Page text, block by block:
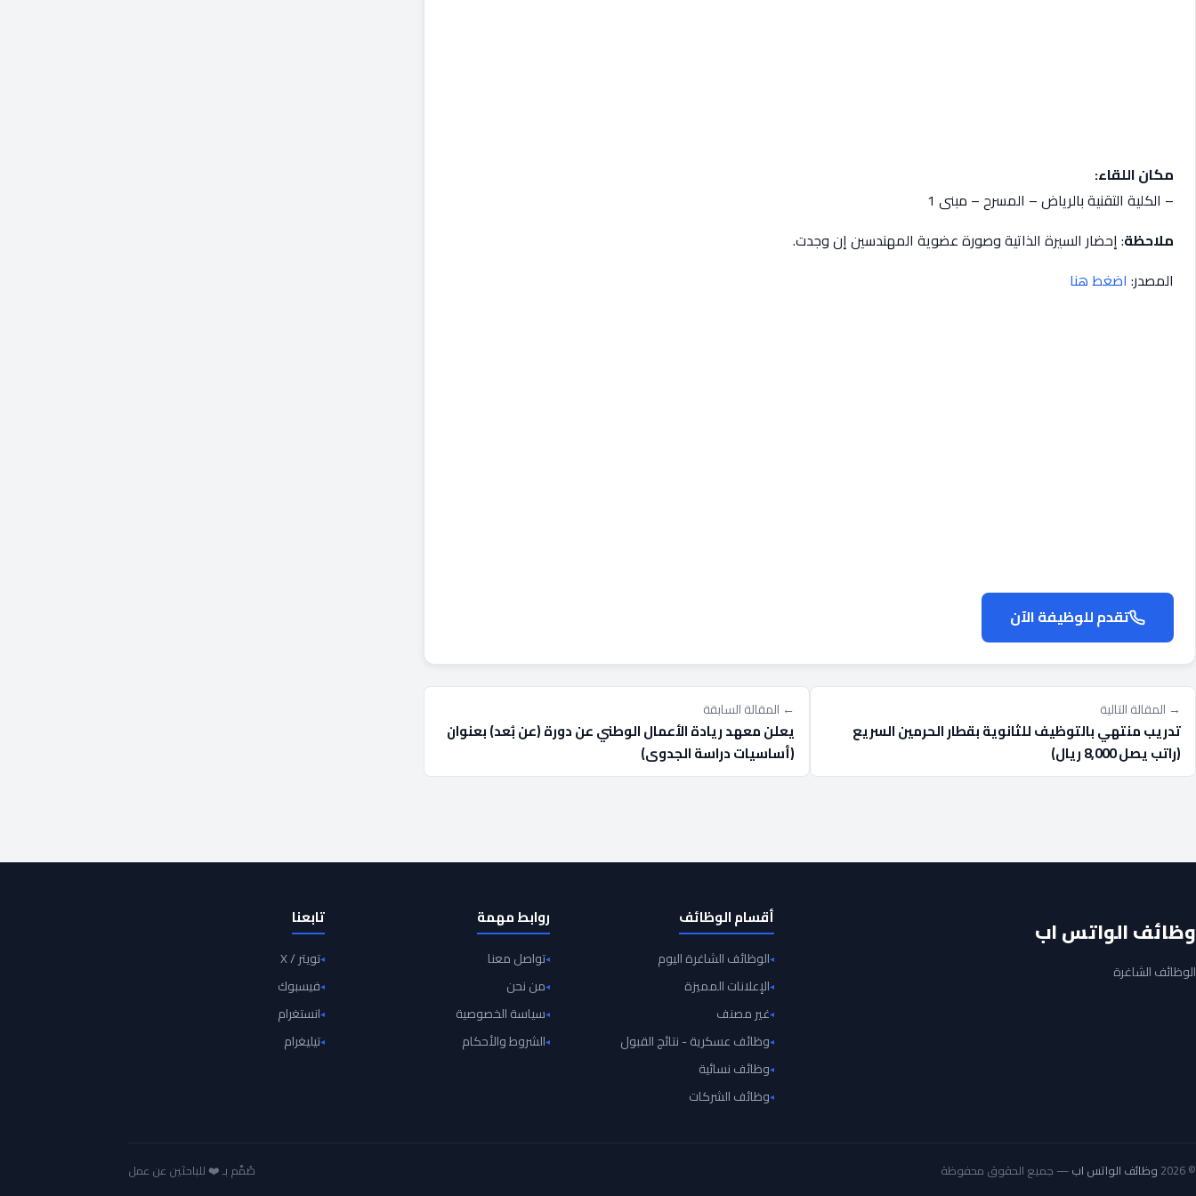
مكان اللقاء:
– الكلية التقنية بالرياض – المسرح – مبنى 1
ملاحظة: إحضار السيرة الذاتية وصورة عضوية المهندسين إن وجدت.
المصدر: اضغط هنا
تقدم للوظيفة الآن
→ المقالة التالية
تدريب منتهي بالتوظيف للثانوية بقطار الحرمين السريع
(راتب يصل 8,000 ريال)
← المقالة السابقة
يعلن معهد ريادة الأعمال الوطني عن دورة (عن بُعد) بعنوان
(أساسيات دراسة الجدوى)
وظائف الواتس اب
الوظائف الشاغرة
أقسام الوظائف
الوظائف الشاغرة اليوم
الإعلانات المميزة
غير مصنف
وظائف عسكرية - نتائج القبول
وظائف نسائية
وظائف الشركات
روابط مهمة
تواصل معنا
من نحن
سياسة الخصوصية
الشروط والأحكام
تابعنا
تويتر / X
فيسبوك
انستغرام
تيليغرام
© 2026 وظائف الواتس اب— جميع الحقوق محفوظة صُمِّم بـ ❤️ للباحثين عن عمل